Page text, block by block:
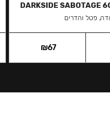
DARKSIDE SABOTAGE
פטל והדרים
₪67